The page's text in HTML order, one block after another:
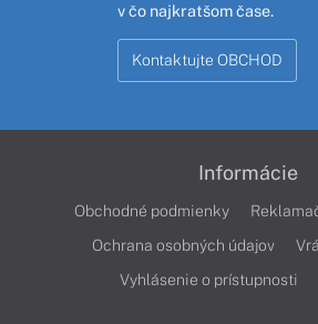
v čo najkratšom čase.
Kontaktujte OBCHOD
Informácie
Obchodné podmienky
Ochrana osobných údajov
Vyhlásenie o prístupnosti